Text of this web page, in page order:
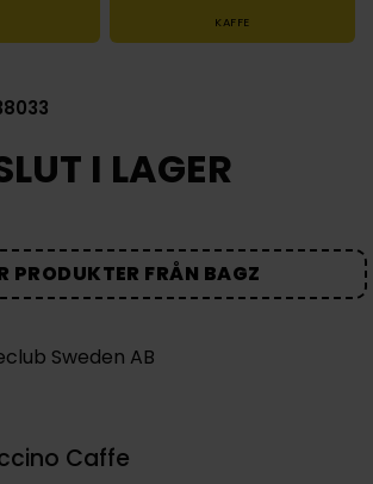
KAFFE
I LAGER
PRODUKTER FRÅN BAGZ
Caffe